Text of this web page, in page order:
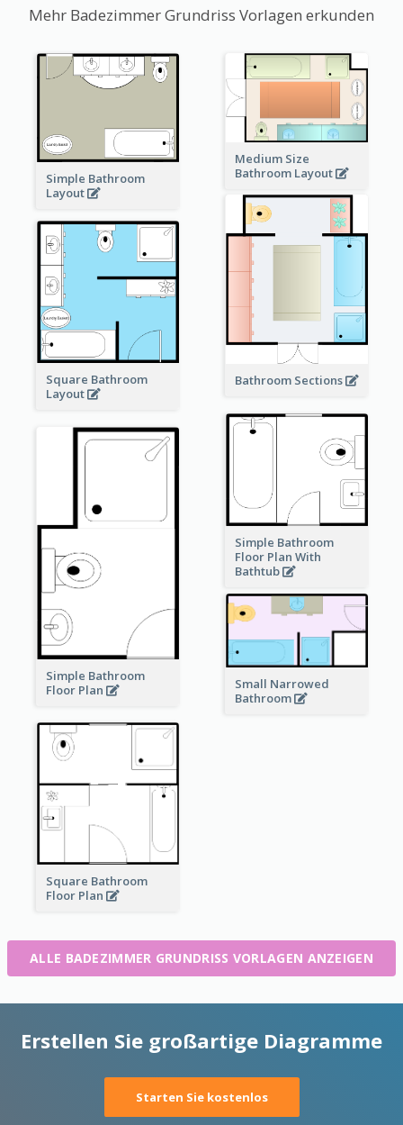
Mehr Badezimmer Grundriss Vorlagen erkunden
Simple Bathroom
Layout
Medium Size
Bathroom Layout
Bathroom Sections
Square Bathroom
Layout
Simple Bathroom
Floor Plan With
Bathtub
Simple Bathroom
Floor Plan
Small Narrowed
Bathroom
Square Bathroom
Floor Plan
ALLE BADEZIMMER GRUNDRISS VORLAGEN ANZEIGEN
Erstellen Sie großartige Diagramme
Starten Sie kostenlos